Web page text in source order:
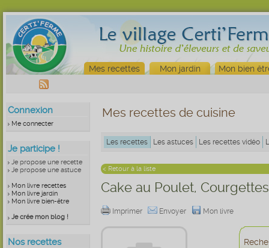
Mes recettes Mon jardin Mon bien
Connexion
Me connecter
Je participe !
Je propose une recette
Je propose une astuce
Mon livre recettes
Mon livre jardin
Mon livre bien-être
Je crée mon blog !
Nos recettes
Mes recettes de cuisine
Les recettes Les astuces Les recettes vidéo
< Retour à la liste
Cake au Poulet,
Imprimer Envoyer Mon livre